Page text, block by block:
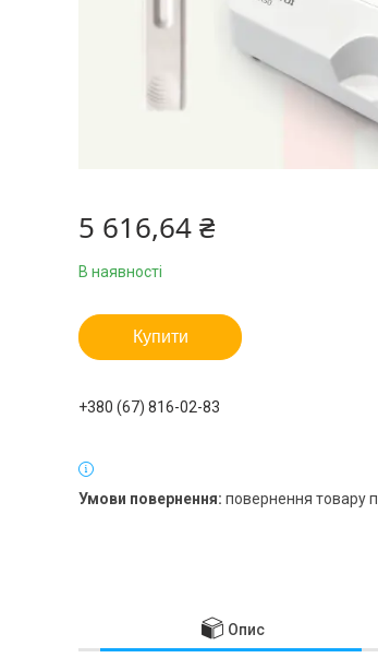
5 616,64 ₴
В наявності
Купити
+380 (67) 816-02-83
повернення товару
Опис